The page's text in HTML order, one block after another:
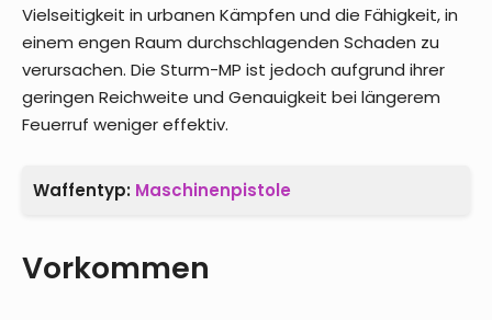
Vielseitigkeit in urbanen Kämpfen und die Fähigkeit, in
einem engen Raum durchschlagenden Schaden zu
verursachen. Die Sturm-MP ist jedoch aufgrund ihrer
geringen Reichweite und Genauigkeit bei längerem
Feuerruf weniger effektiv.
Waffentyp: Maschinenpistole
Vorkommen